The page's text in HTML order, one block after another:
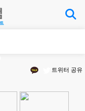
트위터 공유